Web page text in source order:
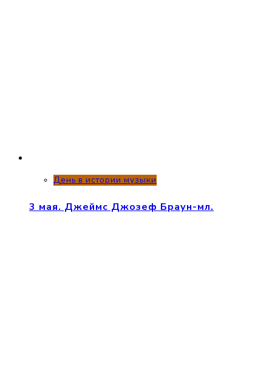
День в истории музыки
3 мая. Джеймс Джозеф Браун-мл.